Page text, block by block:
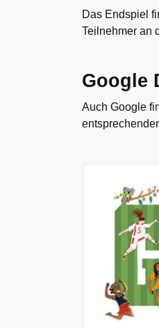
Das Endspiel
Teilnehmer an
Google
Auch Google